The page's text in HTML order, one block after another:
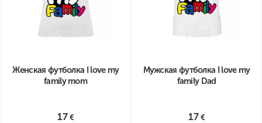
Женская футболка I love my
family mom
17
Мужская футболка I love my
family Dad
17